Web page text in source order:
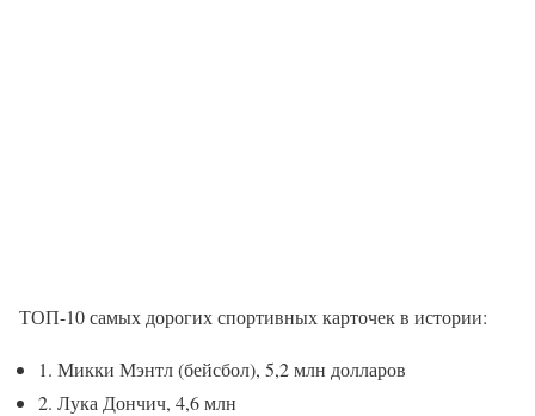
ТОП-10 самых дорогих спортивных карточек в истории:
1. Микки Мэнтл (бейсбол), 5,2 млн долларов
2. Лука Дончич, 4,6 млн